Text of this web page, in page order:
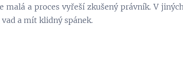
malá a proces vyřeší zkušený právník. V
a mít klidný spánek.